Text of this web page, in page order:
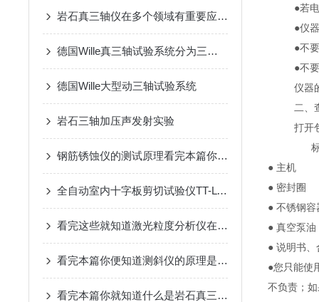
岩石真三轴仪在多个领域有重要应用价值
德国Wille真三轴试验系统分为三种类型
德国Wille大型动三轴试验系统
岩石三轴加压声发射实验
钢筋锈蚀仪的测试原理看完本篇你就知道了
全自动室内十字板剪切试验仪TT-LVS-苏州拓测仪器设备有限公司
看完这些就知道激光粒度分析仪在煤粉粒度中的应用
看完本篇你便知道测斜仪的原理是什么了
看完本篇你就知道什么是岩石真三轴仪了
●若
●仪
●不
●不
仪器
二、
打开
●
● 密
● 不锈
● 真空
● 说明书
●您只能使
不负责；